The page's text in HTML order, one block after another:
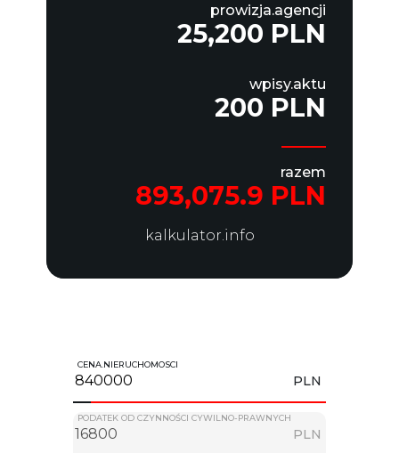
prowizja.agencji
25,200 PLN
wpisy.aktu
200 PLN
razem
893,075.9 PLN
kalkulator.info
CENA.NIERUCHOMOSCI
PLN
PODATEK OD CZYNNOŚCI CYWILNO-PRAWNYCH
PLN